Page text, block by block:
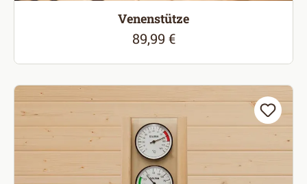
Venenstütze
Regulärer Preis:
89,99 €